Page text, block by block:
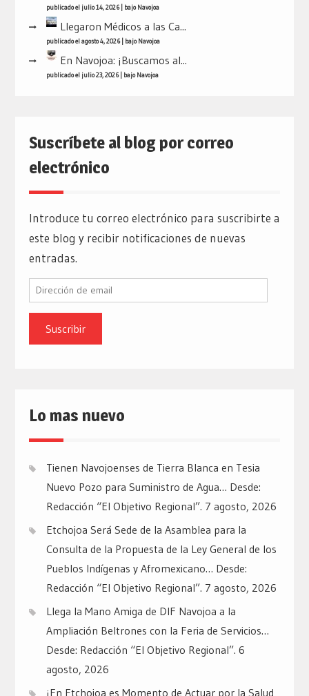
publicado el julio 14, 2026| bajo Navojoa
Llegaron Médicos a las Ca...
publicado el agosto 4, 2026| bajo Navojoa
En Navojoa: ¡Buscamos al...
publicado el julio 23, 2026| bajo Navojoa
Suscríbete al blog por correo
electrónico
Introduce tu correo electrónico para suscribirte a
este blog y recibir notificaciones de nuevas
entradas.
Dirección
email
Lo mas nuevo
Tienen Navojoenses de Tierra Blanca en Tesia
Nuevo Pozo para Suministro de Agua… Desde:
Redacción “El Objetivo Regional”. 7 agosto, 2026
Etchojoa Será Sede de la Asamblea para la
Consulta de la Propuesta de la Ley General de los
Pueblos Indígenas y Afromexicano… Desde:
Redacción “El Objetivo Regional”. 7 agosto, 2026
Llega la Mano Amiga de DIF Navojoa a la
Ampliación Beltrones con la Feria de Servicios…
Desde: Redacción “El Objetivo Regional”. 6
agosto, 2026
¡En Etchojoa es Momento de Actuar por la Salud